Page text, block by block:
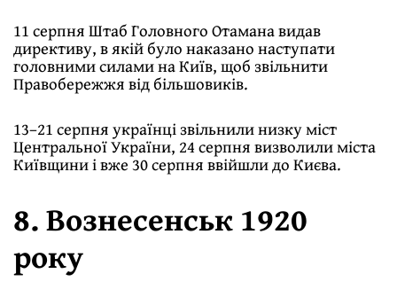
11 серпня Штаб Головного Отамана видав
директиву, в якій було наказано наступати
головними силами на Київ, щоб звільнити
Правобережжя від більшовиків.
13–21 серпня українці звільнили низку міст
Центральної України, 24 серпня визволили міста
Київщини і вже 30 серпня ввійшли до Києва.
8. Вознесенськ 1920
року